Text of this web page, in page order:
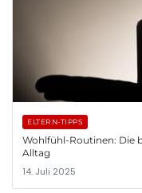
ELTERN-TIPPS
Wohlfühl-Routinen: Die
Alltag
14. Juli 2025